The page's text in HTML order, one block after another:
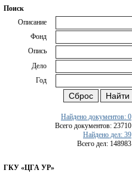
Поиск
Описание
Фонд
Опись
Дело
Год
Найдено документов: 0
Всего документов: 23710
Найдено дел: 39
Всего дел: 148983
ГКУ «ЦГА УР»